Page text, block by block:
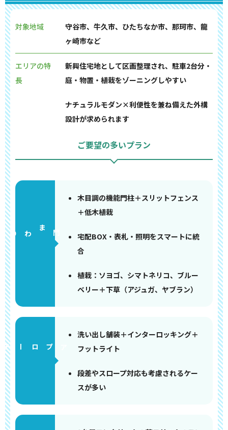
対象地域
守谷市、牛久市、ひたちなか市、那珂市、龍
ヶ崎市など
エリアの特
長
新興住宅地として区画整理され、駐車2台分・
庭・物置・植栽をゾーニングしやすい
ナチュラルモダン×利便性を兼ね備えた外構
設計が求められます
ご要望の多いプラン
門まわり
木目調の機能門柱＋スリットフェンス
＋低木植栽
宅配BOX・表札・照明をスマートに統
合
植栽：ソヨゴ、シマトネリコ、ブルー
ベリー＋下草（アジュガ、ヤブラン）
アプローチ
洗い出し舗装＋インターロッキング＋
フットライト
段差やスロープ対応も考慮されるケー
スが多い